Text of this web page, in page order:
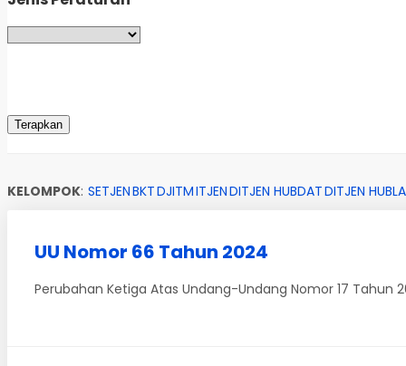
KELOMPOK: SETJENBKTDJITMITJENDITJEN HUBDATDITJEN HUBLA
UU Nomor 66 Tahun 2024
Perubahan Ketiga Atas Undang-Undang Nomor 17 Tahun